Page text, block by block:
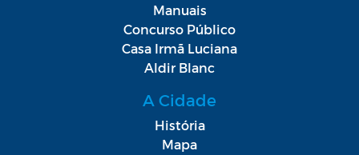
Manuais
Concurso Público
Casa Irmã Luciana
Aldir Blanc
A Cidade
História
Mapa